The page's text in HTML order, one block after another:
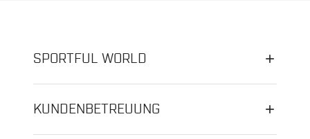
SPORTFUL WORLD
KUNDENBETREUUNG